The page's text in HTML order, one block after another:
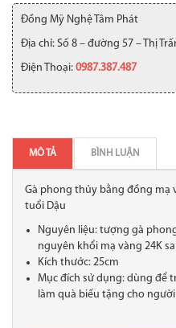
Đồng Mỹ Nghệ Tâm Phát
Địa chỉ: Số 8 – đường 57 – Thị
Điện Thoại: 0987.387.487
MÔ TẢ BÌNH LUẬN
Gà phong thủy bằng đồng mạ
tuổi Dậu
Nguyên liệu: tượng gà
nguyên khổi mạ vàng 24K
Kích thước: 25cm
Mục đích sử dụng: dùng để
làm quà biếu tặng cho